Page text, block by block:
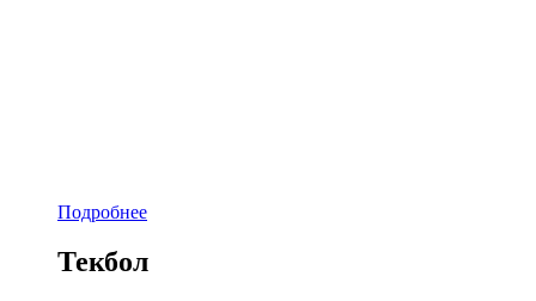
Подробнее
Текбол